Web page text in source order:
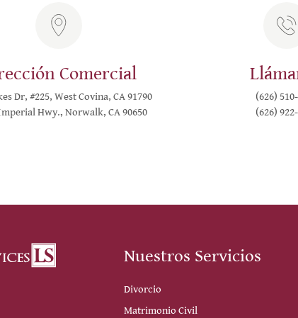
Comercial
Dr, #225, West Covina, CA 91790
Hwy., Norwalk, CA 90650
(626)
(626)
Nuestros Servicios
Divorcio
Matrimonio Civil